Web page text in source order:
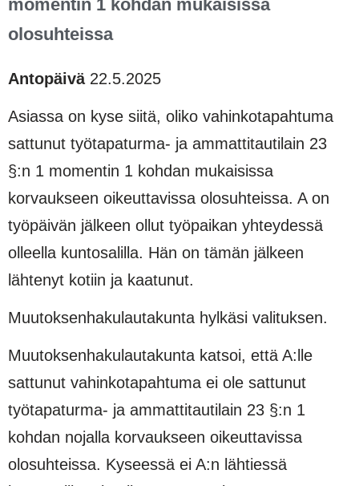
momentin 1 kohdan mukaisissa
olosuhteissa
Antopäivä22.5.2025
Asiassa on kyse siitä, oliko vahinkotapahtuma
sattunut työtapaturma- ja ammattitautilain 23
§:n 1 momentin 1 kohdan mukaisissa
korvaukseen oikeuttavissa olosuhteissa. A on
työpäivän jälkeen ollut työpaikan yhteydessä
olleella kuntosalilla. Hän on tämän jälkeen
lähtenyt kotiin ja kaatunut.
Muutoksenhakulautakunta hylkäsi valituksen.
Muutoksenhakulautakunta katsoi, että A:lle
sattunut vahinkotapahtuma ei ole sattunut
työtapaturma- ja ammattitautilain 23 §:n 1
kohdan nojalla korvaukseen oikeuttavissa
olosuhteissa. Kyseessä ei A:n lähtiessä